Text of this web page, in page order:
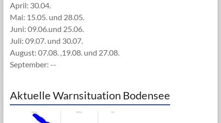
April: 30.04.
Mai: 15.05. und 28.05.
Juni: 09.06.und 25.06.
Juli: 09.07. und 30.07.
August: 07.08. ,19.08. und 27.08.
September: --
Aktuelle Warnsituation Bodensee